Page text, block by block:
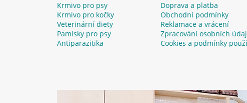
Krmivo pro psy
Krmivo pro kočky
Veterinární diety
Pamlsky pro psy
Antiparazitika
Doprava a platba
Obchodní podmínky
Reklamace a vrácení
Zpracování osobních
Cookies a podmínky